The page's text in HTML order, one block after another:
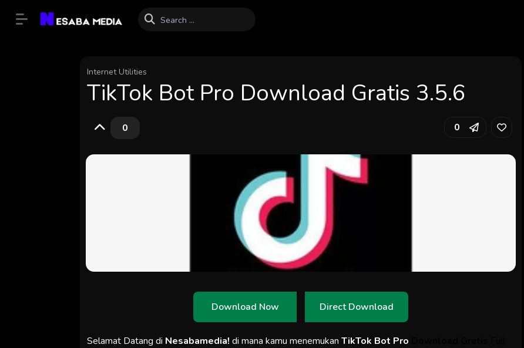
Internet Utilities
TikTok Bot Pro Download Gratis 3.5.6
0 0
Download Now Direct Download
Selamat Datang di Nesabamedia!di mana kamu menemukanTikTok Bot Pro